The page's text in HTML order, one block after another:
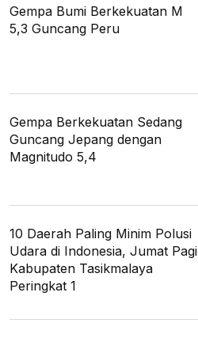
Gempa Bumi Berkekuatan M
5,3 Guncang Peru
Gempa Berkekuatan Sedang
Guncang Jepang dengan
Magnitudo 5,4
10 Daerah Paling Minim Polusi
Udara di Indonesia, Jumat Pagi
Kabupaten Tasikmalaya
Peringkat 1